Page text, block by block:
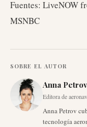
Fuentes: LiveNOW
MSNBC
SOBRE EL AUTOR
Anna Petrov
Editora de
Anna Petrov
tecnología